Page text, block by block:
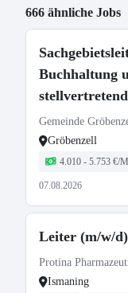
666 ähnliche Jobs
Buchhaltung
Gemeinde
Gröbenzell
4.010 - 5.753 €/
07.08.2026
Leiter (m/w/
Protina
Ismaning